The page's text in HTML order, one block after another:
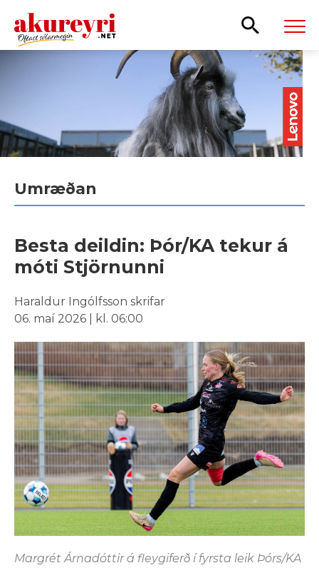
Umræðan
Besta deildin: Þór/KA tekur á
móti Stjörnunni
Haraldur Ingólfsson skrifar
06. maí 2026 | kl. 06:00
Margrét Árnadóttir á fleygiferð í fyrsta leik Þórs/KA